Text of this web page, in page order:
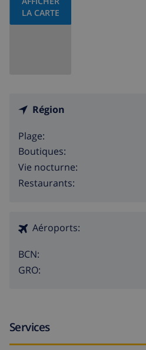
LA CARTE
Région
Plage:
Boutiques:
Vie nocturne:
Restaurants:
Aéroports:
BCN:
GRO:
Services